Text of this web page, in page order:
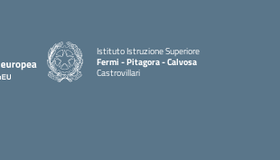
Istituto Istruzione Superiore
Fermi - Pitagora - Calvosa
Castrovillari